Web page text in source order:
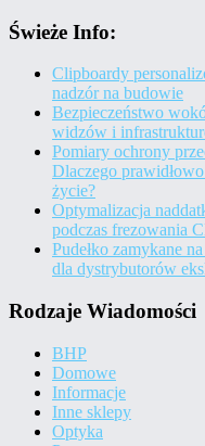
Świeże Info:
Clipboardy
nadzór na budowie
Bezpieczeństwo
widzów i
Pomiary ochrony
Dlaczego
życie?
Optymalizacja
podczas frezowania
Pudełko zamykane
dla dystrybutorów
Rodzaje Wiadomości
BHP
Domowe
Informacje
Inne sklepy
Optyka